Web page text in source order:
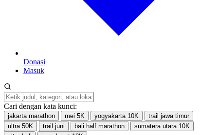
Donasi
Masuk
Cari dengan kata kunci:
jakarta marathon mei 5K yogyakarta 10K
trail jawa timur
ultra 50K
trail juni bali half marathon
sumatera utara 10K